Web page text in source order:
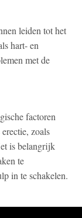
leiden tot het
hart- en
met de
factoren
zoals
is belangrijk
te
in te schakelen.